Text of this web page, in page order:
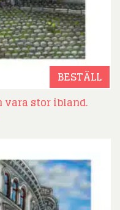
BESTÄLL
vara stor ibland.